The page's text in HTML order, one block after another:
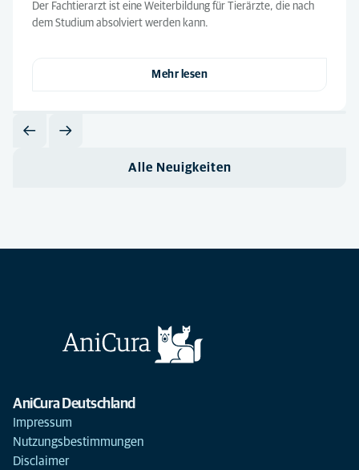
Der Fachtierarzt ist eine Weiterbildung für Tierärzte, die nach
dem Studium absolviert werden kann.
Mehr lesen
Alle Neuigkeiten
AniCura Deutschland
Impressum
Nutzungsbestimmungen
Disclaimer